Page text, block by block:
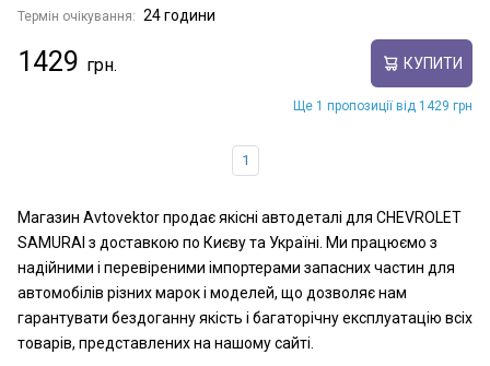
Термін очікування: 24 години
1429 КУПИТИ
Ще 1 пропозиції від 1429 грн
1
Магазин Avtovektor продає якісні автодеталі для CHEVROLET
SAMURAI з доставкою по Києву та Україні. Ми працюємо з
надійними і перевіреними імпортерами запасних частин для
автомобілів різних марок і моделей, що дозволяє нам
гарантувати бездоганну якість і багаторічну експлуатацію всіх
товарів, представлених на нашому сайті.